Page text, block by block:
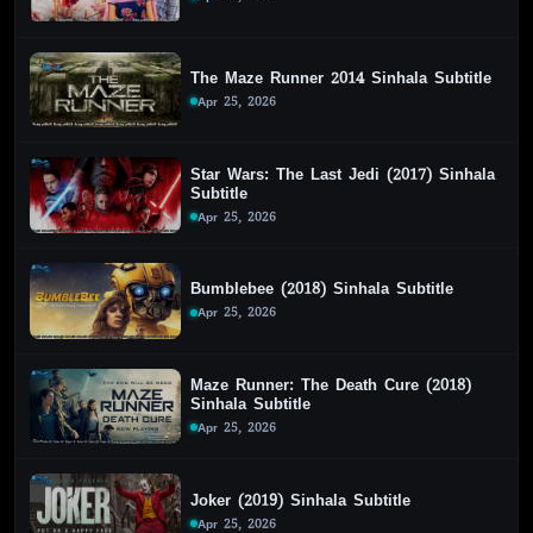
The Maze Runner 2014 Sinhala Subtitle
Apr 25, 2026
Star Wars: The Last Jedi (2017) Sinhala
Subtitle
Apr 25, 2026
Bumblebee (2018) Sinhala Subtitle
Apr 25, 2026
Maze Runner: The Death Cure (2018)
Sinhala Subtitle
Apr 25, 2026
Joker (2019) Sinhala Subtitle
Apr 25, 2026